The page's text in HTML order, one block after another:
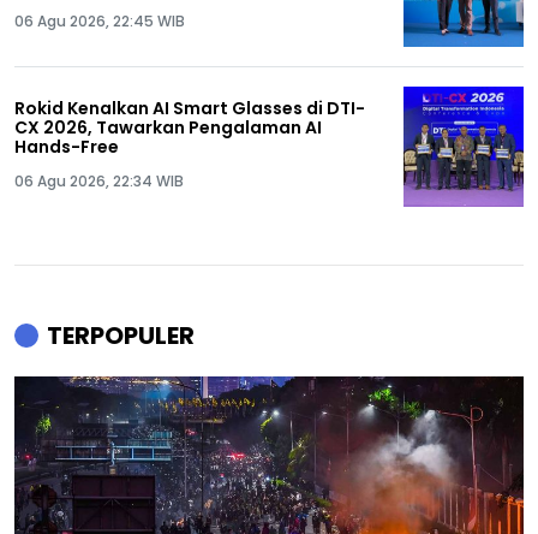
06 Agu 2026, 22:45 WIB
Rokid Kenalkan AI Smart Glasses di DTI-
CX 2026, Tawarkan Pengalaman AI
Hands-Free
06 Agu 2026, 22:34 WIB
TERPOPULER